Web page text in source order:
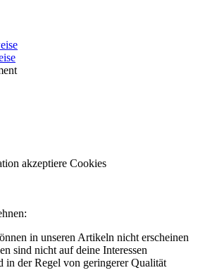
akzeptiere Cookies
in unseren Artikeln nicht erscheinen
sind nicht auf deine Interessen
in der Regel von geringerer Qualität